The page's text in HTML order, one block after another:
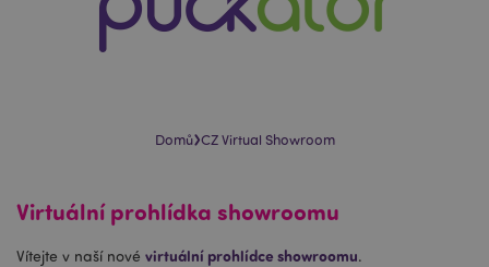
Domů›CZ Virtual Showroom
Virtuální prohlídka showroomu
Vítejte v naší nové virtuální prohlídce showroomu.